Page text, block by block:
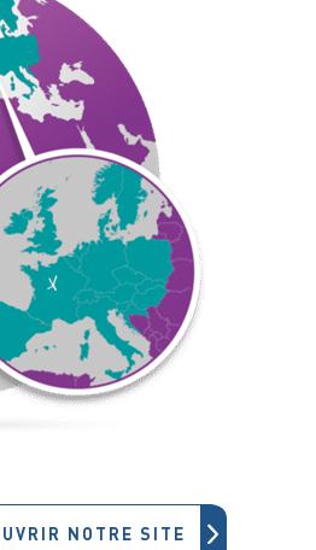
NOTRE SITE